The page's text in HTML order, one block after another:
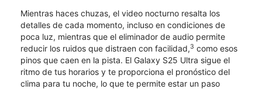
Mientras haces chuzas, el video nocturno resalta los
detalles de cada momento, incluso en condiciones de
poca luz, mientras que el eliminador de audio permite
reducir los ruidos que distraen con facilidad,3 como esos
pinos que caen en la pista. El Galaxy S25 Ultra sigue el
ritmo de tus horarios y te proporciona el pronóstico del
clima para tu noche, lo que te permite estar un paso